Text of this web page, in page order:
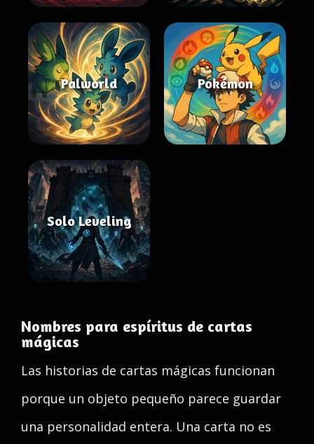
Palworld Pokémon
Solo Leveling
Nombres para espíritus de cartas
mágicas
Las historias de cartas mágicas funcionan
porque un objeto pequeño parece guardar
una personalidad entera. Una carta no es